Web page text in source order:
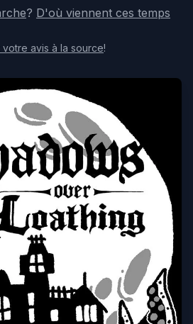
? D'où viennent ces temps
votre avis à la source!